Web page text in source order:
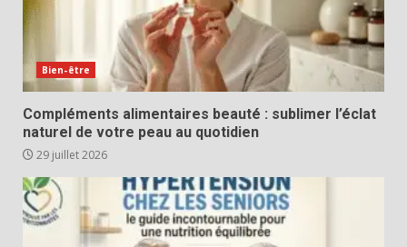
Bien-être
Compléments alimentaires beauté : sublimer l’éclat
naturel de votre peau au quotidien
29 juillet 2026